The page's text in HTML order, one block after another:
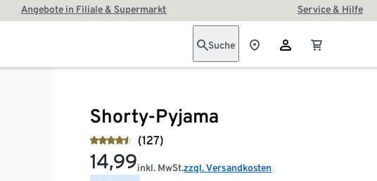
Angebote in Filiale & Supermarkt Service & Hilfe
Suche
Shorty-Pyjama
(127)
14,99inkl. MwSt.zzgl. Versandkosten